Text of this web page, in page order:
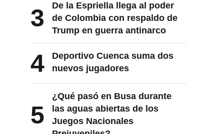
3
De la Espriella llega al poder
de Colombia con respaldo de
Trump en guerra antinarco
4
Deportivo Cuenca suma dos
nuevos jugadores
5
¿Qué pasó en Busa durante
las aguas abiertas de los
Juegos Nacionales